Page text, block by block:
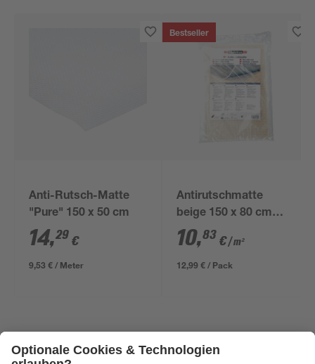
Anti-Rutsch-Matte
"Pure" 150 x 50 cm
14,29 €
9,53 € / Meter
Bestseller
Antirutschmatte
beige 150 x 80 cm
Meterware
10,83 €/ m²
12,99 € / Pack
5 Jahre Garantie auf toom Eigenmarken